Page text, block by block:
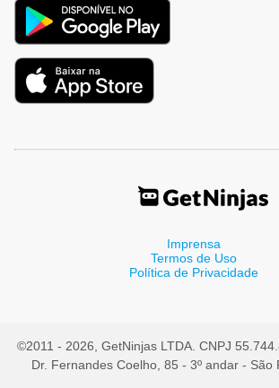
Imprensa
Termos de Uso
Política de Privacidade
©2011 - 2026, GetNinjas LTDA. CNPJ
Dr. Fernandes Coelho, 85 - 3º andar - São